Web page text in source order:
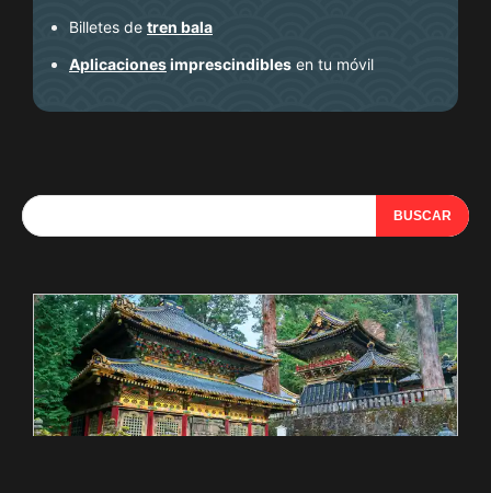
Billetes de tren bala
Aplicacionesimprescindibles en tu móvil
BUSCAR